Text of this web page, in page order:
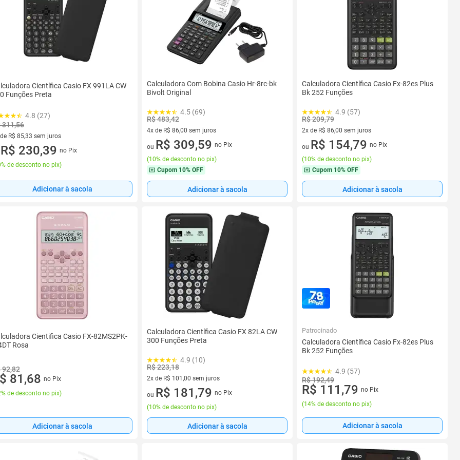
Científica Casio FX 991LA CW
Funções Preta
4.8 (27)
311,56
R$ 85,33 sem juros
de R$ 85,33 sem juros
R$ 230,39 no Pix
de desconto no pix)
Adicionar à sacola
Calculadora Com Bobina Casio Hr-8rc-bk
Bivolt Original
4.5 (69)
R$ 483,42
4x de R$ 86,00 sem juros
4 vez de R$ 86,00 sem juros
ou R$ 309,59 no Pix
(10% de desconto no pix)
Cupom 10% OFF
Adicionar à sacola
Calculadora Científica Casio Fx-82es Plus
Bk 252 Funções
4.9 (57)
R$ 209,79
2x de R$ 86,00 sem juros
2 vez de R$ 86,00 sem juros
ou R$ 154,79 no Pix
(10% de desconto no pix)
Cupom 10% OFF
Adicionar à sacola
Cientifica Casio FX-82MS2PK-
Rosa
92,82
81,68 no Pix
de desconto no pix)
Adicionar à sacola
Calculadora Científica Casio FX 82LA CW
300 Funções Preta
4.9 (10)
R$ 223,18
2x de R$ 101,00 sem juros
2 vez de R$ 101,00 sem juros
ou R$ 181,79 no Pix
(10% de desconto no pix)
Adicionar à sacola
Patrocinado
Calculadora Científica Casio Fx-82es Plus
Bk 252 Funções
4.9 (57)
R$ 192,49
R$ 111,79 no Pix
(14% de desconto no pix)
Adicionar à sacola